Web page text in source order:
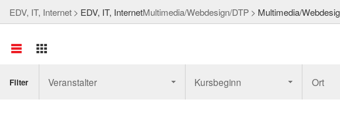
EDV, IT, Internet EDV, IT, InternetMultimedia/Webdesign/DTP Multimedia/
Filter Veranstalter Kursbeginn Ort